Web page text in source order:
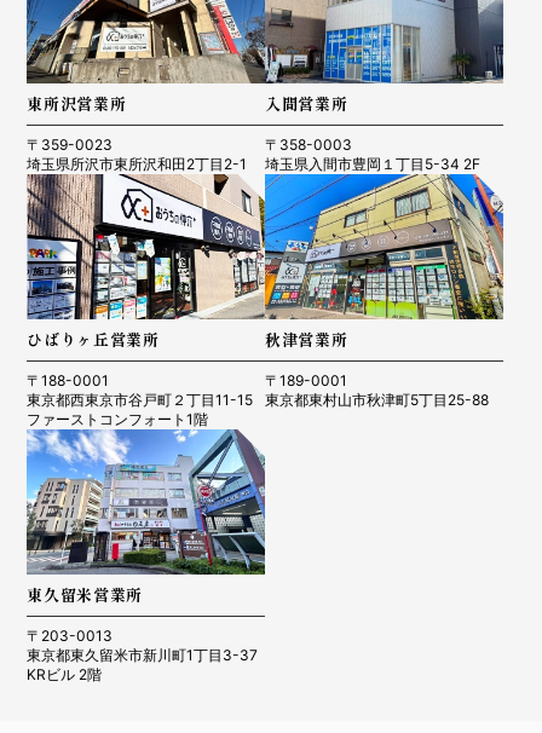
東所沢営業所
〒359-0023
埼玉県所沢市東所沢和田2丁目2-1
入間営業所
〒358-0003
埼玉県入間市豊岡１丁目5-34 2F
ひばりヶ丘営業所
〒188-0001
東京都西東京市谷戸町２丁目11-15
ファーストコンフォート1階
秋津営業所
〒189-0001
東京都東村山市秋津町5丁目25-88
東久留米営業所
〒203-0013
東京都東久留米市新川町1丁目3-37
KRビル 2階